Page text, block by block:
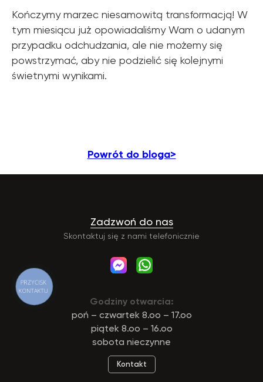
Kończymy marzec niesamowitą transformacją! W
tym miesiącu już opowiadaliśmy Wam o udanym
przypadku odchudzania, ale nie możemy się
powstrzymać, aby nie podzielić się kolejnymi
świetnymi wynikami.
Powrót do bloga>
Skontaktuj się z nami telefonicznie
Zadzwoń do nas
Godziny otwarcia:
poń – czwartek 8.oo – 17.oo
piątek 8.oo – 16.oo
sobota nieczynne
Kontakt
PRZYCISK
KONTAKTU